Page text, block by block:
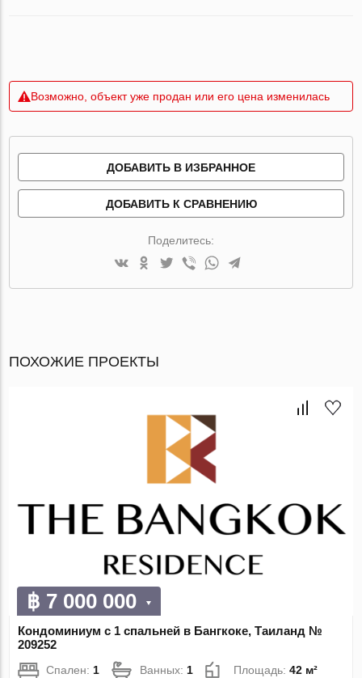
Возможно, объект уже продан или его цена изменилась
ДОБАВИТЬ В ИЗБРАННОЕ
ДОБАВИТЬ К СРАВНЕНИЮ
Поделитесь:
ПОХОЖИЕ ПРОЕКТЫ
฿ 7 000 000
Кондоминиум с 1 спальней в Бангкоке, Таиланд №
209252
Спален:1 Ванных:1 Площадь:42 м²